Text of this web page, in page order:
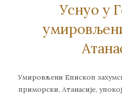
Уснуо у
Умировљени Епископ
приморски, Атанасије,